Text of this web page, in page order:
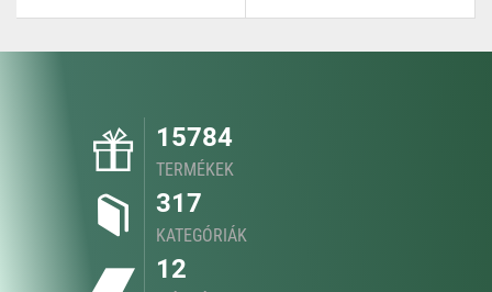
15784
TERMÉKEK
317
KATEGÓRIÁK
12